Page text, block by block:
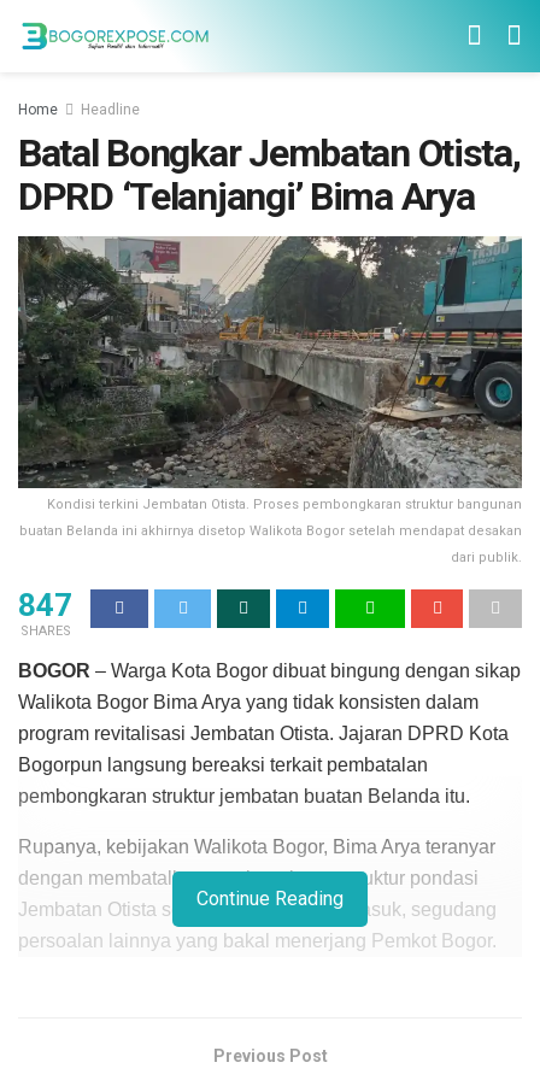
Home Headline
Batal Bongkar Jembatan Otista,
DPRD ‘Telanjangi’ Bima Arya
Kondisi terkini Jembatan Otista. Proses pembongkaran struktur bangunan
buatan Belanda ini akhirnya disetop Walikota Bogor setelah mendapat desakan
dari publik.
847
SHARES
BOGOR – Warga Kota Bogor dibuat bingung dengan sikap
Walikota Bogor Bima Arya yang tidak konsisten dalam
program revitalisasi Jembatan Otista. Jajaran DPRD Kota
Bogorpun langsung bereaksi terkait pembatalan
pembongkaran struktur jembatan buatan Belanda itu.
Rupanya, kebijakan Walikota Bogor, Bima Arya teranyar
dengan membatalkan pembongkaran struktur pondasi
Jembatan Otista seolah menjadi pintu masuk, segudang
persoalan lainnya yang bakal menerjang Pemkot Bogor.
dan telah gagal dalam merencanakan pembangunan
Continue Reading
Previous Post